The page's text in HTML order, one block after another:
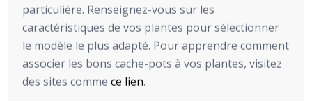
particulière. Renseignez-vous sur les
caractéristiques de vos plantes pour sélectionner
le modèle le plus adapté. Pour apprendre comment
associer les bons cache-pots à vos plantes, visitez
des sites comme ce lien.